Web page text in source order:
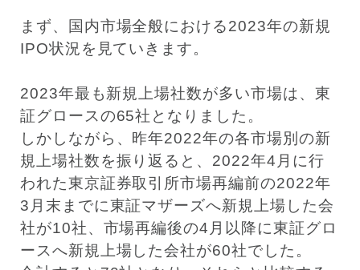
まず、国内市場全般における2023年の新規
IPO状況を見ていきます。
2023年最も新規上場社数が多い市場は、東
証グロースの65社となりました。
しかしながら、昨年2022年の各市場別の新
規上場社数を振り返ると、2022年4月に行
われた東京証券取引所市場再編前の2022年
3月末までに東証マザーズへ新規上場した会
社が10社、市場再編後の4月以降に東証グロ
ースへ新規上場した会社が60社でした。